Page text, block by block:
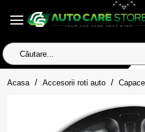
Căutare...
Acasa homeAccesorii roti auto